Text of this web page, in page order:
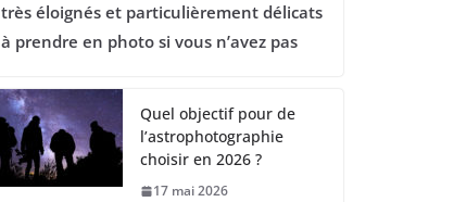
très éloignés et particulièrement délicats
à prendre en photo si vous n’avez pas
Quel objectif pour de
l’astrophotographie
choisir en 2026 ?
17 mai 2026